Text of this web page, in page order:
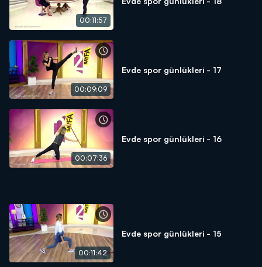
00:11:57
00:09:09
Evde spor günlükleri - 17
00:07:36
Evde spor günlükleri - 16
00:11:42
Evde spor günlükleri - 15